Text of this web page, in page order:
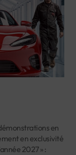
en
en exclusivité
2027 » :